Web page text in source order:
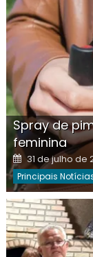
Spray de
feminina
Posted
on
31 de julho de
Principais